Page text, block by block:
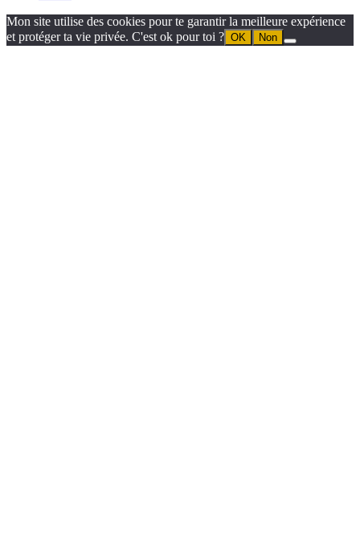
Mon site utilise des cookies pour te garantir la meilleure expérience
et protéger ta vie privée. C'est ok pour toi ? OK Non